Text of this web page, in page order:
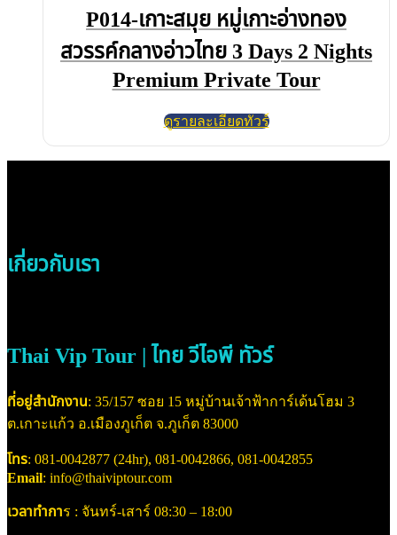
P014-เกาะสมุย หมู่เกาะอ่างทอง
สวรรค์กลางอ่าวไทย 3 Days 2 Nights
Premium Private Tour
ดูรายละเอียดทัวร์
เกี่ยวกับเรา
Thai Vip Tour | ไทย วีไอพี ทัวร์
ที่อยู่สำนักงาน: 35/157 ซอย 15 หมู่บ้านเจ้าฟ้าการ์เด้นโฮม 3
ต.เกาะแก้ว อ.เมืองภูเก็ต จ.ภูเก็ต 83000
โทร: 081-0042877 (24hr), 081-0042866, 081-0042855
Email: info@thaiviptour.com
เวลาทำการ : จันทร์-เสาร์ 08:30 – 18:00